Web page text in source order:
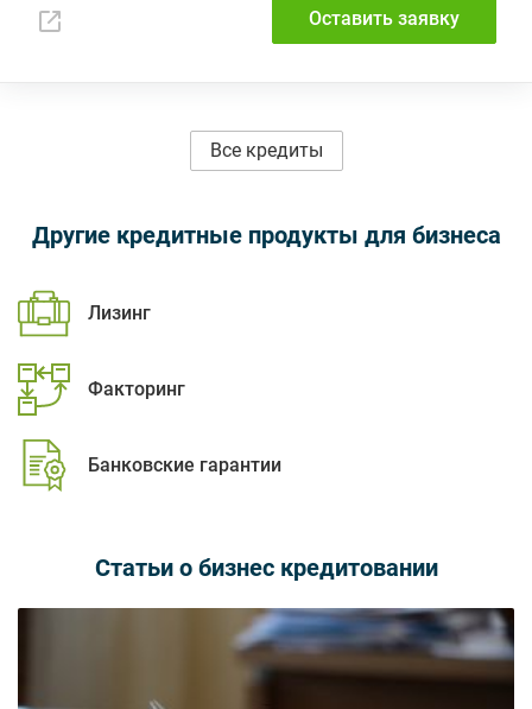
Оставить заявку
Все кредиты
Другие кредитные продукты для бизнеса
Лизинг
Факторинг
Банковские гарантии
Статьи о бизнес кредитовании